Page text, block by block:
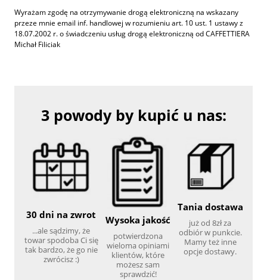
Wyrażam zgodę na otrzymywanie drogą elektroniczną na wskazany
przeze mnie email inf. handlowej w rozumieniu art. 10 ust. 1 ustawy z
18.07.2002 r. o świadczeniu usług drogą elektroniczną od CAFFETTIERA
Michał Filiciak
3 powody by kupić u nas:
30 dni na zwrot
...ale sądzimy, że
towar spodoba Ci się
tak bardzo, że go nie
zwrócisz :)
Wysoka jakość
potwierdzona
wieloma opiniami
klientów, które
możesz sam
sprawdzić!
Tania dostawa
już od 8zł za
odbiór w punkcie.
Mamy też inne
opcje dostawy.